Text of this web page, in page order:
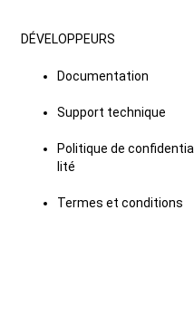
DÉVELOPPEURS
Documentation
Support technique
Politique de confidentia
lité
Termes et conditions